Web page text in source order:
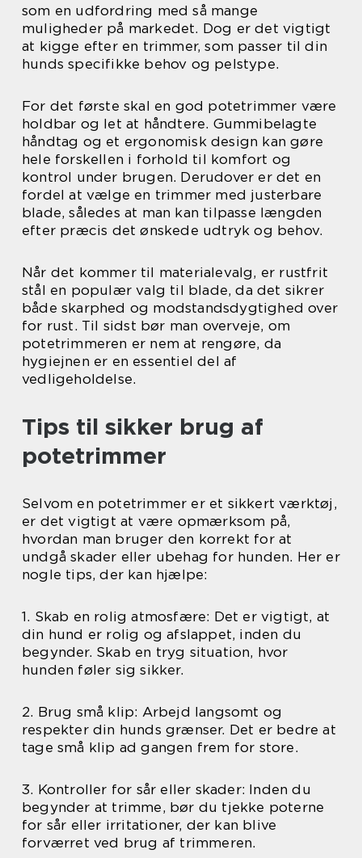
som en udfordring med så mange
muligheder på markedet. Dog er det vigtigt
at kigge efter en trimmer, som passer til din
hunds specifikke behov og pelstype.
For det første skal en god potetrimmer være
holdbar og let at håndtere. Gummibelagte
håndtag og et ergonomisk design kan gøre
hele forskellen i forhold til komfort og
kontrol under brugen. Derudover er det en
fordel at vælge en trimmer med justerbare
blade, således at man kan tilpasse længden
efter præcis det ønskede udtryk og behov.
Når det kommer til materialevalg, er rustfrit
stål en populær valg til blade, da det sikrer
både skarphed og modstandsdygtighed over
for rust. Til sidst bør man overveje, om
potetrimmeren er nem at rengøre, da
hygiejnen er en essentiel del af
vedligeholdelse.
Tips til sikker brug af
potetrimmer
Selvom en potetrimmer er et sikkert værktøj,
er det vigtigt at være opmærksom på,
hvordan man bruger den korrekt for at
undgå skader eller ubehag for hunden. Her er
nogle tips, der kan hjælpe:
1. Skab en rolig atmosfære: Det er vigtigt, at
din hund er rolig og afslappet, inden du
begynder. Skab en tryg situation, hvor
hunden føler sig sikker.
2. Brug små klip: Arbejd langsomt og
respekter din hunds grænser. Det er bedre at
tage små klip ad gangen frem for store.
3. Kontroller for sår eller skader: Inden du
begynder at trimme, bør du tjekke poterne
for sår eller irritationer, der kan blive
forværret ved brug af trimmeren.